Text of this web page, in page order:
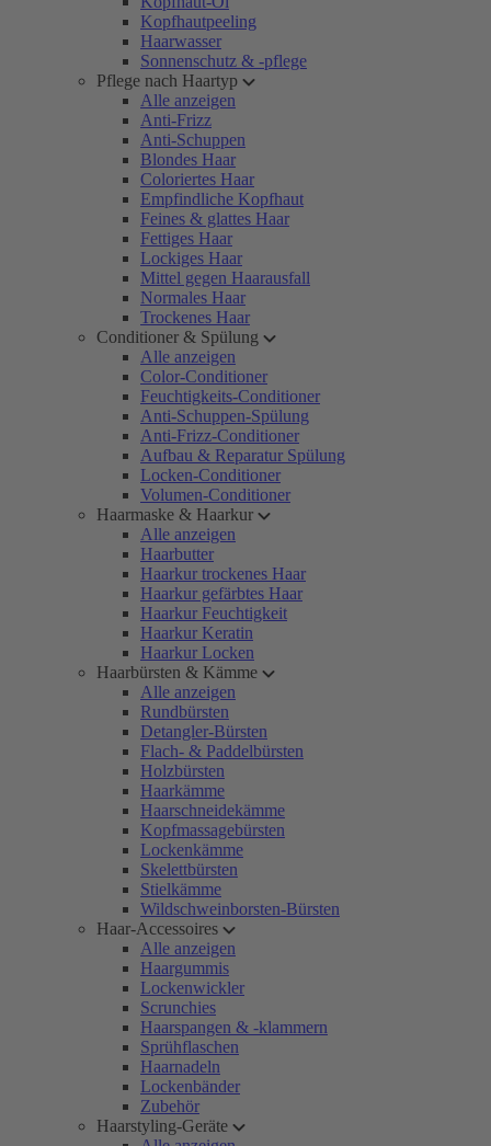
Kopfhautpeeling
Haarwasser
Sonnenschutz & -pflege
Pflege nach Haartyp
Alle anzeigen
Anti-Frizz
Anti-Schuppen
Blondes Haar
Coloriertes Haar
Empfindliche Kopfhaut
Feines & glattes Haar
Fettiges Haar
Lockiges Haar
Mittel gegen Haarausfall
Normales Haar
Trockenes Haar
Conditioner & Spülung
Alle anzeigen
Color-Conditioner
Feuchtigkeits-Conditioner
Anti-Schuppen-Spülung
Anti-Frizz-Conditioner
Aufbau & Reparatur Spülung
Locken-Conditioner
Volumen-Conditioner
Haarmaske & Haarkur
Alle anzeigen
Haarbutter
Haarkur trockenes Haar
Haarkur gefärbtes Haar
Haarkur Feuchtigkeit
Haarkur Keratin
Haarkur Locken
Haarbürsten & Kämme
Alle anzeigen
Rundbürsten
Detangler-Bürsten
Flach- & Paddelbürsten
Holzbürsten
Haarkämme
Haarschneidekämme
Kopfmassagebürsten
Lockenkämme
Skelettbürsten
Stielkämme
Wildschweinborsten-Bürsten
Haar-Accessoires
Alle anzeigen
Haargummis
Lockenwickler
Scrunchies
Haarspangen & -klammern
Sprühflaschen
Haarnadeln
Lockenbänder
Zubehör
Haarstyling-Geräte